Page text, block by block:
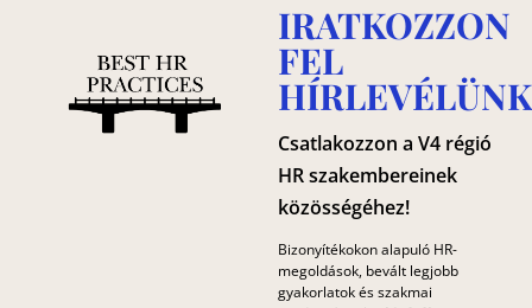
IRATKOZZON
FEL
Csatlakozzon a V4 régió
HR szakembereinek
közösségéhez!
Bizonyítékokon alapuló HR-
megoldások, bevált legjobb
gyakorlatok és szakmai